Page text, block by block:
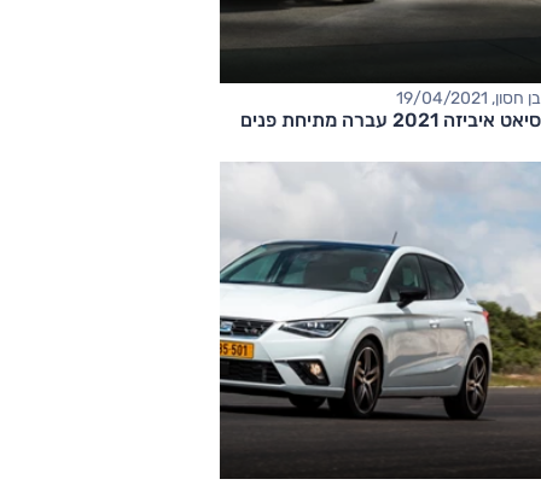
בן חסון, 19/04/2021
סיאט איביזה 2021 עברה מתיחת פנים